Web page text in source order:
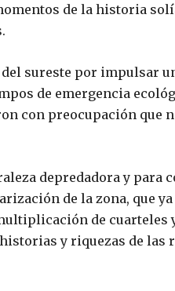
de la historia
sureste por impulsar
de emergencia
con preocupación que
depredadora y para
de la zona, que ya
de cuarteles
y riquezas de las